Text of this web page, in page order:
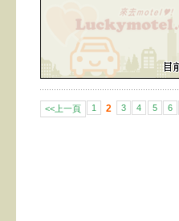
<<上一頁 1 2 3 4 5 6